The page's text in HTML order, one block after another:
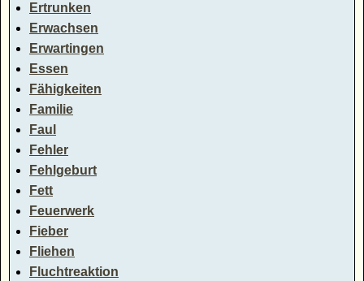
Ertrunken
Erwachsen
Erwartingen
Essen
Fähigkeiten
Familie
Faul
Fehler
Fehlgeburt
Fett
Feuerwerk
Fieber
Fliehen
Fluchtreaktion